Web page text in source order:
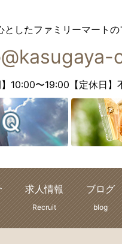
としたファミリーマート
】10:00〜19:00【定休日
求人情報
Recruit
ブログ
blog